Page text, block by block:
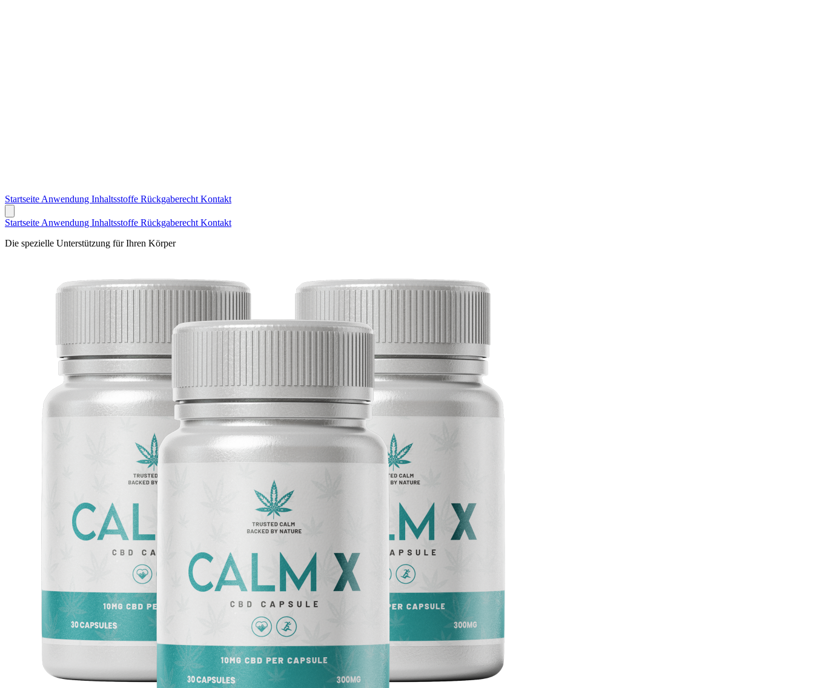
Startseite Anwendung Inhaltsstoffe Rückgaberecht Kontakt
Startseite Anwendung Inhaltsstoffe Rückgaberecht Kontakt
Die spezielle Unterstützung für Ihren Körper